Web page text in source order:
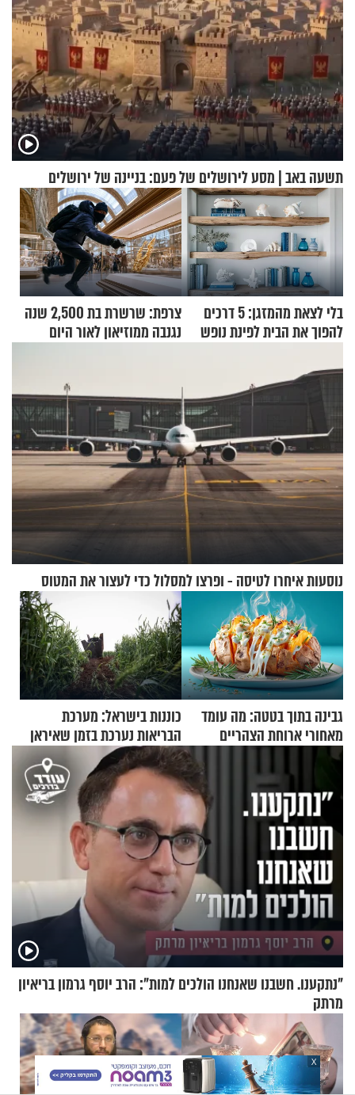
תשעה באב | מסע לירושלים של פעם: בניינה של ירושלים
בלי לצאת מהמזגן: 5 דרכים
להפוך את הבית לפינת נופש
צרפת: שרשרת בת 2,500 שנה
נגנבה ממוזיאון לאור היום
נוסעות איחרו לטיסה - ופרצו למסלול כדי לעצור את המטוס
גבינה בתוך בטטה: מה עומד
מאחורי ארוחת הצהריים
שכבשה את הרשת?
כוננות בישראל: מערכת
הבריאות נערכת בזמן שאיראן
מאיימת על הבריטים
"נתקענו. חשבנו שאנחנו הולכים למות": הרב יוסף גרמון בריאיון
מרתק
X